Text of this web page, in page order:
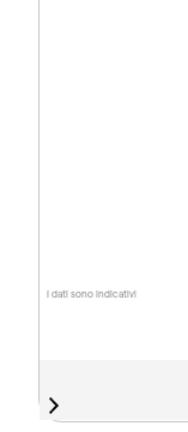
I dati sono indicativi